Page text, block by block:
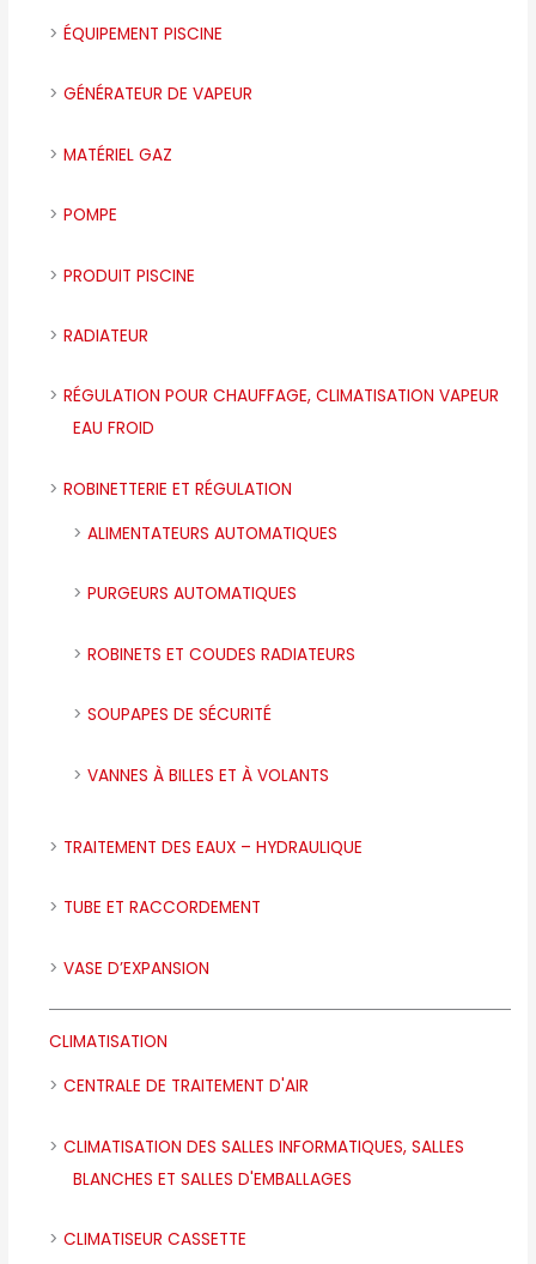
ÉQUIPEMENT PISCINE
GÉNÉRATEUR DE VAPEUR
MATÉRIEL GAZ
POMPE
PRODUIT PISCINE
RADIATEUR
RÉGULATION POUR CHAUFFAGE, CLIMATISATION VAPEUR
EAU FROID
ROBINETTERIE ET RÉGULATION
ALIMENTATEURS AUTOMATIQUES
PURGEURS AUTOMATIQUES
ROBINETS ET COUDES RADIATEURS
SOUPAPES DE SÉCURITÉ
VANNES À BILLES ET À VOLANTS
TRAITEMENT DES EAUX – HYDRAULIQUE
TUBE ET RACCORDEMENT
VASE D’EXPANSION
CLIMATISATION
CENTRALE DE TRAITEMENT D'AIR
CLIMATISATION DES SALLES INFORMATIQUES, SALLES
BLANCHES ET SALLES D'EMBALLAGES
CLIMATISEUR CASSETTE